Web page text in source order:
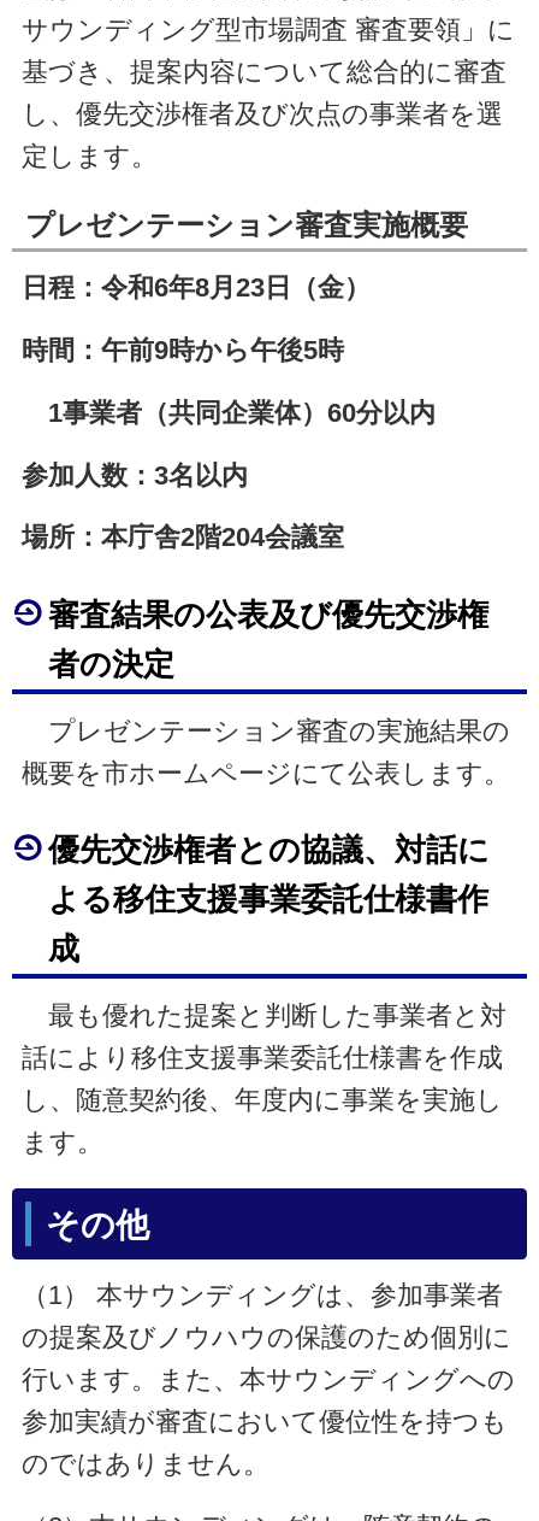
サウンディング型市場調査 審査要領」に
基づき、提案内容について総合的に審査
し、優先交渉権者及び次点の事業者を選
定します。
プレゼンテーション審査実施概要
日程：令和6年8月23日（金）
時間：午前9時から午後5時
1事業者（共同企業体）60分以内
参加人数：3名以内
場所：本庁舎2階204会議室
審査結果の公表及び優先交渉権
者の決定
プレゼンテーション審査の実施結果の
概要を市ホームページにて公表します。
優先交渉権者との協議、対話に
よる移住支援事業委託仕様書作
成
最も優れた提案と判断した事業者と対
話により移住支援事業委託仕様書を作成
し、随意契約後、年度内に事業を実施し
ます。
その他
（1） 本サウンディングは、参加事業者
の提案及びノウハウの保護のため個別に
行います。また、本サウンディングへの
参加実績が審査において優位性を持つも
のではありません。